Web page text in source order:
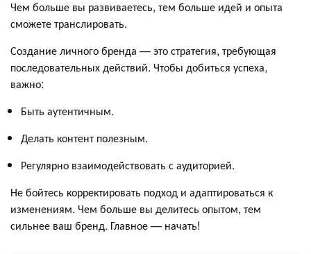
Чем больше вы развиваетесь, тем больше идей и опыта
сможете транслировать.
Создание личного бренда — это стратегия, требующая
последовательных действий. Чтобы добиться успеха,
важно:
Быть аутентичным.
Делать контент полезным.
Регулярно взаимодействовать с аудиторией.
Не бойтесь корректировать подход и адаптироваться к
изменениям. Чем больше вы делитесь опытом, тем
сильнее ваш бренд. Главное — начать!